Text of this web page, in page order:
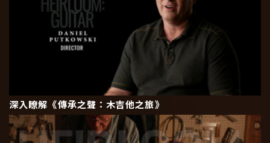
深入瞭解《傳承之聲：木吉他之旅》